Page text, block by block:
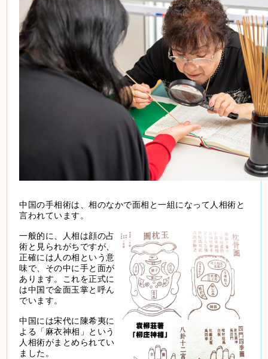
中国の手相術は、相のなかで面相と一組になって人相術と
言われています。
一般的に、人相は顔の占
術と見られがちですが、
正確には人の相という意
味で、その中に手と面が
あります。これを正式に
は中国で金面玉掌と呼ん
でいます。
中国には宋代に陳希夷に
よる「麻衣神相」という
人相術がまとめられてい
ました。